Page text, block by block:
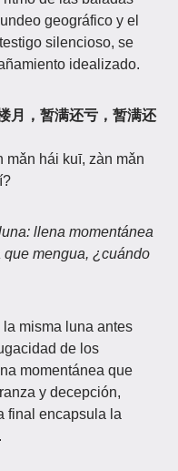
geográfico y el
silencioso, se
idealizado.
月，暂满还亏，暂满还
mǎn hái kuī, zàn mǎn
llena momentánea
mengua, ¿cuándo
misma luna antes
de los
momentánea que
y decepción,
final encapsula la